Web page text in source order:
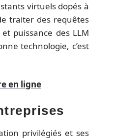
virtuels dopés à
traiter des requêtes
puissance des LLM
technologie, c’est
en ligne
privilégiés et ses